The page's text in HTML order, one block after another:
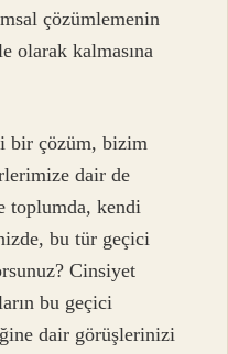
çözümlemenin
olarak kalmasına
bir çözüm, bizim
dair de
toplumda, kendi
bu tür geçici
Cinsiyet
bu geçici
dair görüşlerinizi